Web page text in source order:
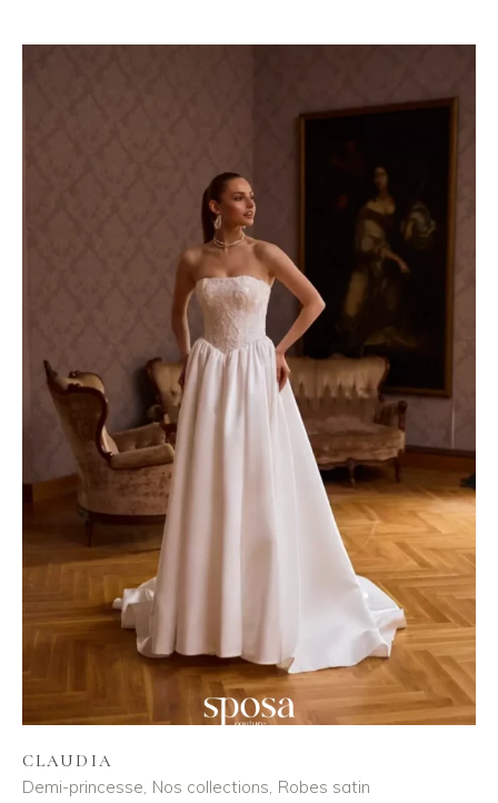
CLAUDIA
Demi-princesse Nos collections Robes satin